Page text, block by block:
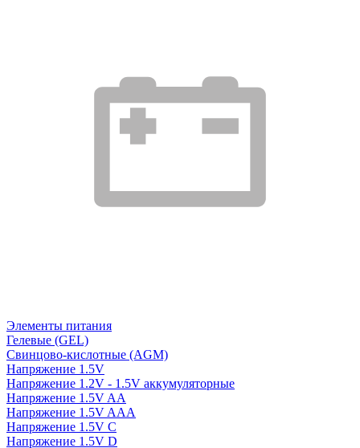
Элементы питания
Гелевые (GEL)
Свинцово-кислотные (AGM)
Напряжение 1.5V
Напряжение 1.2V - 1.5V аккумуляторные
Напряжение 1.5V AA
Напряжение 1.5V AAA
Напряжение 1.5V C
Напряжение 1.5V D